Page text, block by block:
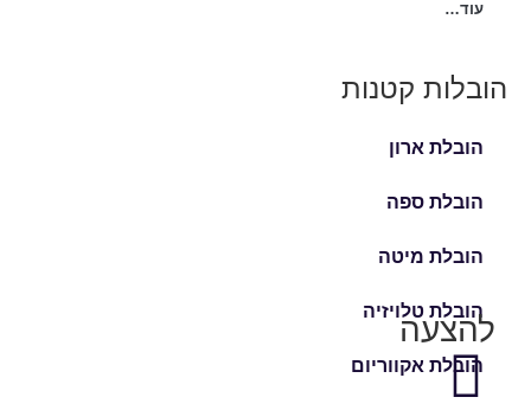
עוד…
הובלות קטנות
הובלת ארון
הובלת ספה
הובלת מיטה
הובלת טלויזיה
הובלת אקווריום
להצעה